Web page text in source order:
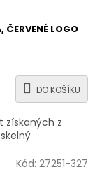
ČERVENÉ LOGO
DO KOŠÍKU
získaných z
Kód: 27251-327